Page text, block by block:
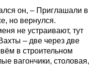
он, – Приглашали в
но вернулся.
не устраивают, тут
– две через две
в строительном
вагончики, столовая,